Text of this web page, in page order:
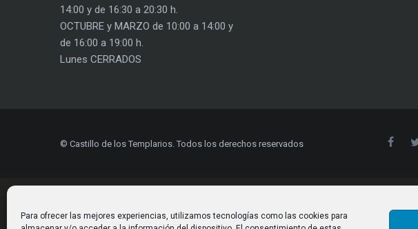
Para ofrecer las mejores experiencias, utilizamos tecnologías como las cookies para
14:00 y de 16:30 a 20:30 h.
OCTUBRE y MARZO de 10:00 a 14:00 y
de 16:00 a 19:00 h.
Lunes CERRADOS
© Castillo de los Templarios. Todos los derechos reservados